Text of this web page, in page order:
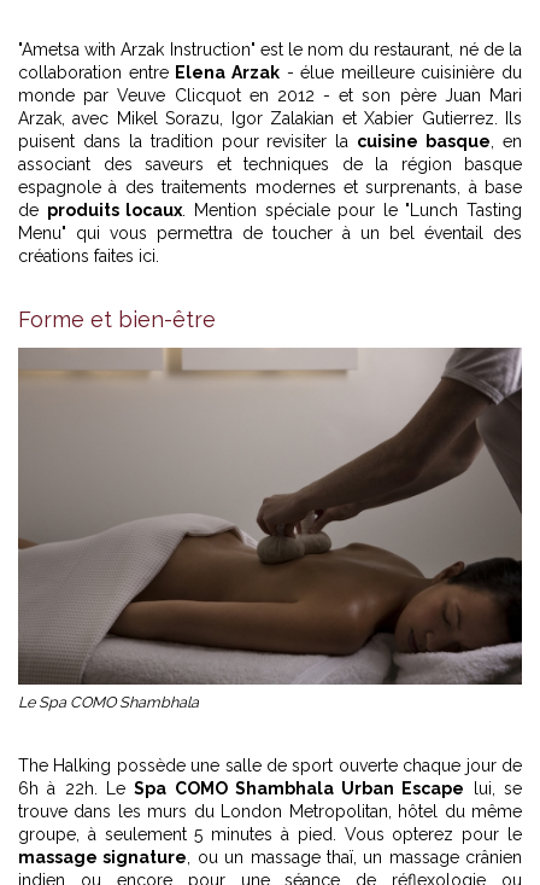
"Ametsa with Arzak Instruction" est le nom du restaurant, né de la
collaboration entre Elena Arzak- élue meilleure cuisinière du
monde par Veuve Clicquot en 2012 - et son père Juan Mari
Arzak, avec Mikel Sorazu, Igor Zalakian et Xabier Gutierrez. Ils
puisent dans la tradition pour revisiter la cuisine basque, en
associant des saveurs et techniques de la région basque
espagnole à des traitements modernes et surprenants, à base
de produits locaux. Mention spéciale pour le "Lunch Tasting
Menu" qui vous permettra de toucher à un bel éventail des
créations faites ici.
Forme et bien-être
Le Spa COMO Shambhala
The Halking possède une salle de sport ouverte chaque jour de
6h à 22h. LeSpa COMO Shambhala Urban Escape lui, se
trouve dans les murs du London Metropolitan, hôtel du même
groupe, à seulement 5 minutes à pied. Vous opterez pour le
massage signature , ou un massage thaï, un massage crânien
indien ou encore pour une séance de réflexologie ou